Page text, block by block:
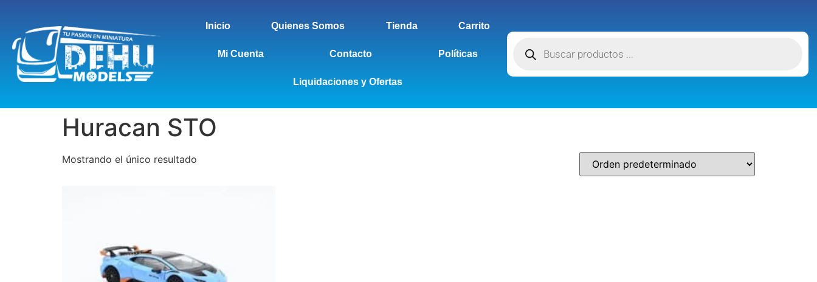
Inicio Quienes Somos Tienda Carrito
Mi Cuenta Contacto Políticas
Liquidaciones y Ofertas
Huracan STO
Mostrando el único resultado